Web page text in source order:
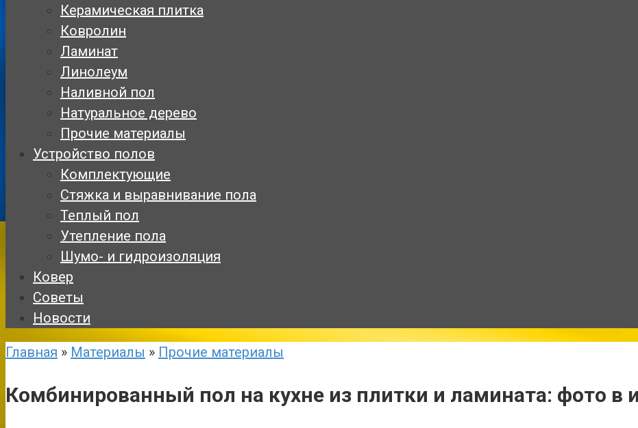
Керамическая плитка
Ковролин
Ламинат
Линолеум
Наливной пол
Натуральное дерево
Прочие материалы
Устройство полов
Комплектующие
Стяжка и выравнивание пола
Теплый пол
Утепление пола
Шумо- и гидроизоляция
Ковер
Советы
Новости
Главная » Материалы » Прочие материалы
Комбинированный пол на кухне из плитки и ламината: фото в